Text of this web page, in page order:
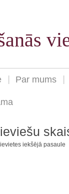
Par mums
iekšējā pasaule